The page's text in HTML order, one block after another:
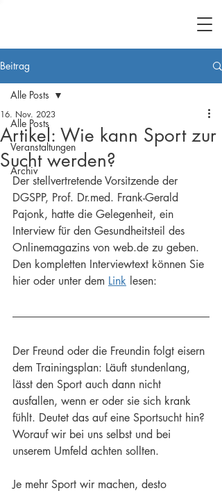
Beitrag
Alle Posts
Veranstaltungen
Archiv
Alle Posts
Artikel: Wie kann Sport zur
Sucht werden?
16. Nov. 2023
Der stellvertretende Vorsitzende der
DGSPP, Prof. Dr.med. Frank-Gerald
Pajonk, hatte die Gelegenheit, ein
Interview für den Gesundheitsteil des
Onlinemagazins von web.de zu geben.
Den kompletten Interviewtext können Sie
hier oder unter dem Link lesen:
Der Freund oder die Freundin folgt eisern
dem Trainingsplan: Läuft stundenlang,
lässt den Sport auch dann nicht
ausfallen, wenn er oder sie sich krank
fühlt. Deutet das auf eine Sportsucht hin?
Worauf wir bei uns selbst und bei
unserem Umfeld achten sollten.
Je mehr Sport wir machen, desto